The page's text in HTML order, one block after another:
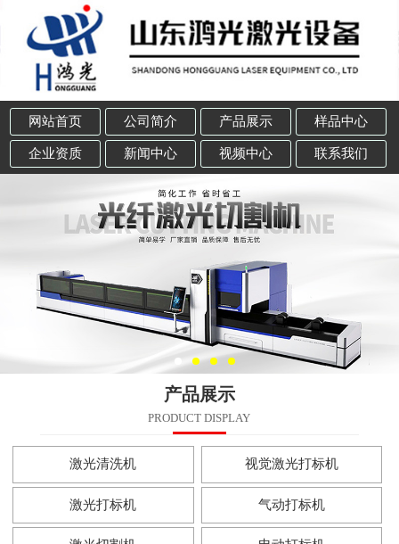
网站首页 公司简介 产品展示 样品中心
企业资质 新闻中心 视频中心 联系我们
产品展示
PRODUCT DISPLAY
激光清洗机 视觉激光打标机
激光打标机 气动打标机